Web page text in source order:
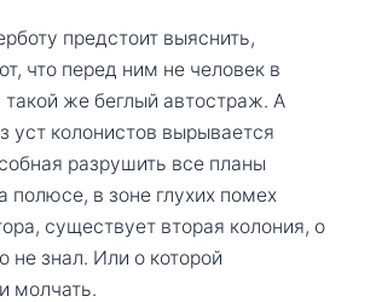
предстоит выяснить,
что перед ним не человек в
такой же беглый автостраж. А
уст колонистов вырывается
разрушить все планы
полюсе, в зоне глухих помех
существует вторая колония, о
не знал. Или о которой
молчать.